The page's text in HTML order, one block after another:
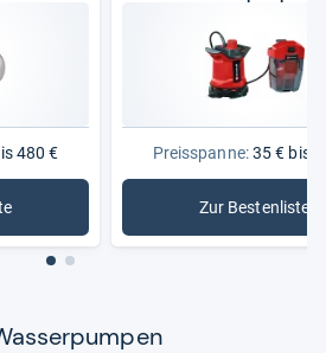
480 € Preisspanne:35 € bis
Zur Bestenliste
: